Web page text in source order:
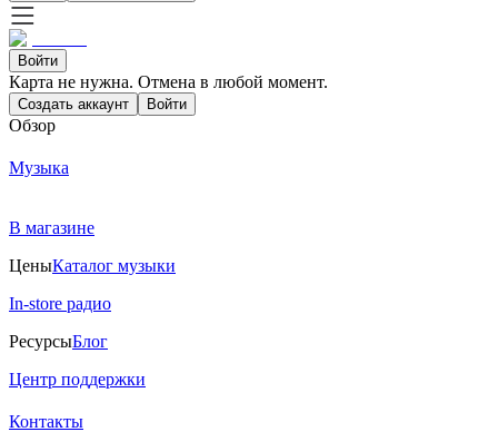
Войти
Карта не нужна. Отмена в любой момент.
Создать аккаунт Войти
Обзор
Музыка
В магазине
ЦеныКаталог музыки
In-store радио
РесурсыБлог
Центр поддержки
Контакты